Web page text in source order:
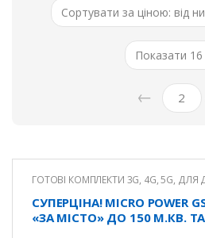
←
ГОТОВІ КОМПЛЕКТИ 3G, 4G, 5G, ДЛЯ
, РОЗПРОДАЖ
СУПЕРЦІНА! MICRO POWER
«ЗА МІСТО» ДО 150 М.КВ.